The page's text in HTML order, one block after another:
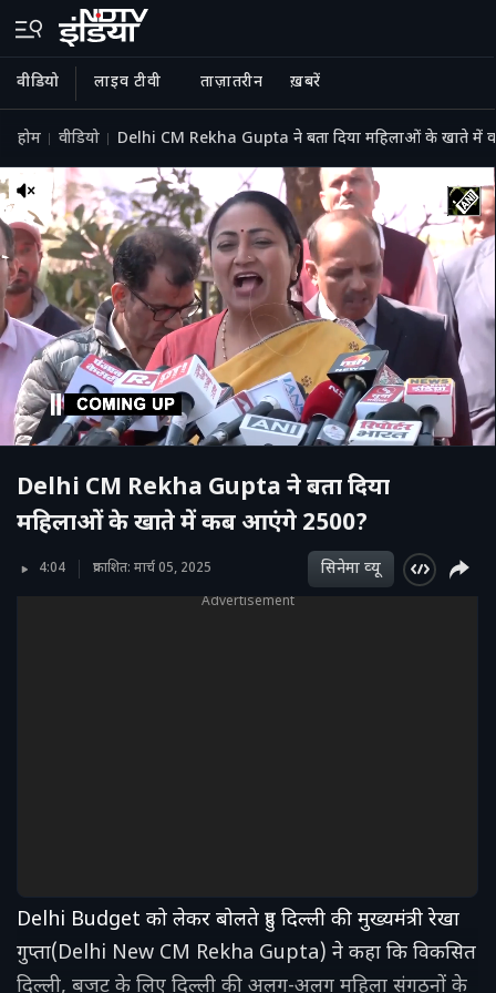
वीडियो लाइव टीवी ताज़ातरीन ख़बरें
होम वीडियो Delhi CM Rekha Gupta ने बता दिया महिलाओं के खाते में
Delhi CM Rekha Gupta ने बता दिया
महिलाओं के खाते में कब आएंगे 2500?
4:04 प्रकाशित: मार्च 05, 2025 सिनेमा व्‍यू
Advertisement
Delhi Budget को लेकर बोलते हुए दिल्ली की मुख्यमंत्री रेखा
गुप्ता(Delhi New CM Rekha Gupta) ने कहा कि विकसित
दिल्ली, बजट के लिए दिल्ली की अलग-अलग महिला संगठनों के